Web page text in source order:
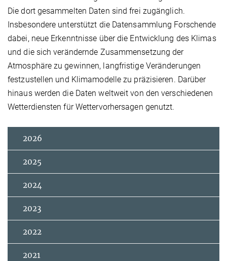
Die dort gesammelten Daten sind frei zugänglich.
Insbesondere unterstützt die Datensammlung Forschende
dabei, neue Erkenntnisse über die Entwicklung des Klimas
und die sich verändernde Zusammensetzung der
Atmosphäre zu gewinnen, langfristige Veränderungen
festzustellen und Klimamodelle zu präzisieren. Darüber
hinaus werden die Daten weltweit von den verschiedenen
Wetterdiensten für Wettervorhersagen genutzt.
2026
2025
2024
2023
2022
2021